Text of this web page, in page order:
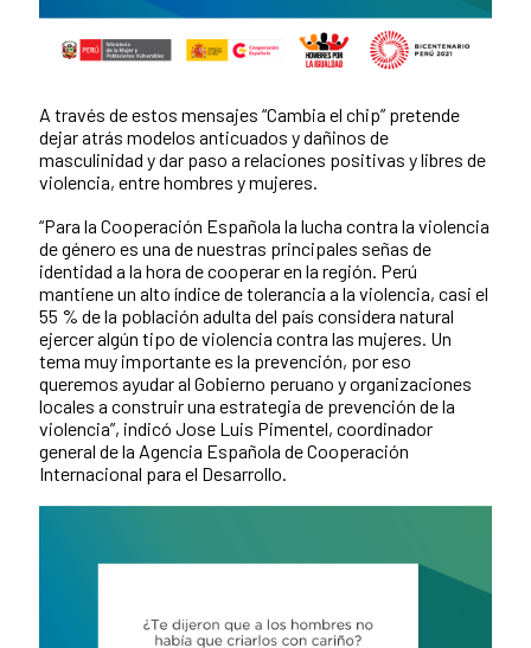
A través de estos mensajes “Cambia el chip” pretende
dejar atrás modelos anticuados y dañinos de
masculinidad y dar paso a relaciones positivas y libres de
violencia, entre hombres y mujeres.
“Para la Cooperación Española la lucha contra la violencia
de género es una de nuestras principales señas de
identidad a la hora de cooperar en la región. Perú
mantiene un alto índice de tolerancia a la violencia, casi el
55 % de la población adulta del país considera natural
ejercer algún tipo de violencia contra las mujeres. Un
tema muy importante es la prevención, por eso
queremos ayudar al Gobierno peruano y organizaciones
locales a construir una estrategia de prevención de la
violencia”, indicó Jose Luis Pimentel, coordinador
general de la Agencia Española de Cooperación
Internacional para el Desarrollo.